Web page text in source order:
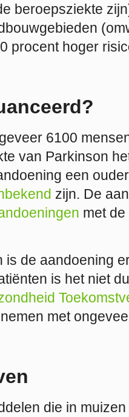
beroepsziekte
procent hoger
6100
van Parkinson
een
zijn. De
met
de aandoening
is het niet
met
die in muizen